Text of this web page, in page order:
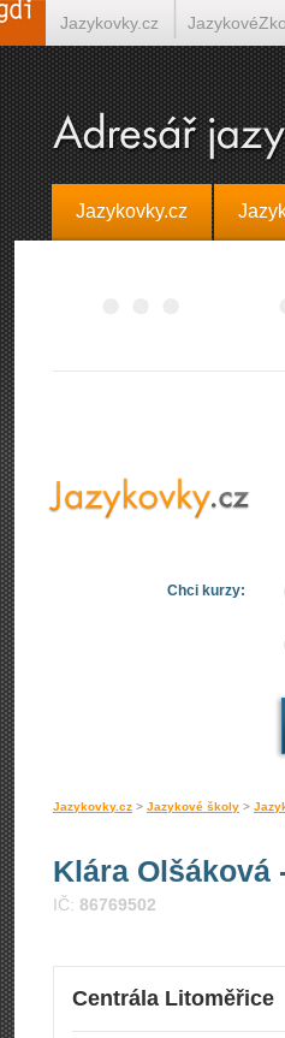
Jazykovky.cz
Chci kurzy:
Jazykovky.cz > Jazykové školy >
Klára Olšáková
IČ: 86769502
Centrála Litoměřice
Jazykovky.cz
Španělština on-line